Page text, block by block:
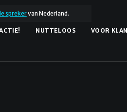
sprekervan Nederland.
NUTTELOOS VOOR